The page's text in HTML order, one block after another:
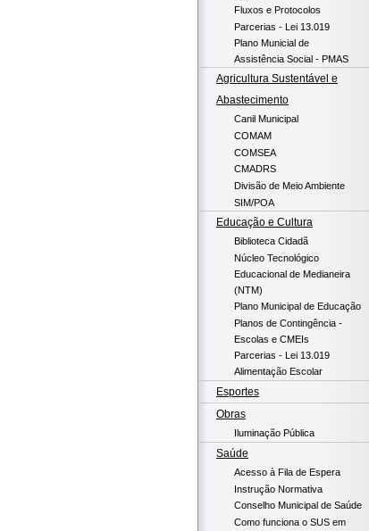
Fluxos e Protocolos
Parcerias - Lei 13.019
Plano Municial de
Assistência Social - PMAS
Agricultura Sustentável e
Abastecimento
Canil Municipal
COMAM
COMSEA
CMADRS
Divisão de Meio Ambiente
SIM/POA
Educação e Cultura
Biblioteca Cidadã
Núcleo Tecnológico
Educacional de Medianeira
(NTM)
Plano Municipal de Educação
Planos de Contingência -
Escolas e CMEIs
Parcerias - Lei 13.019
Alimentação Escolar
Esportes
Obras
Iluminação Pública
Saúde
Acesso à Fila de Espera
Instrução Normativa
Conselho Municipal de Saúde
Como funciona o SUS em